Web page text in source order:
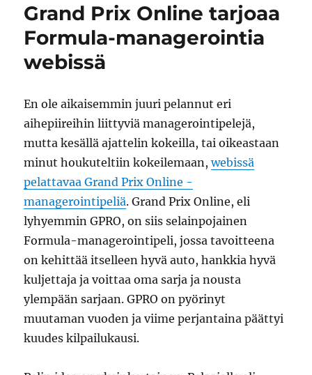
Grand Prix Online tarjoaa
Formula-managerointia
webissä
En ole aikaisemmin juuri pelannut eri
aihepiireihin liittyviä managerointipelejä,
mutta kesällä ajattelin kokeilla, tai oikeastaan
minut houkuteltiin kokeilemaan,webissä
pelattavaa Grand Prix Online -
managerointipeliä. Grand Prix Online, eli
lyhyemmin GPRO, on siis selainpojainen
Formula-managerointipeli, jossa tavoitteena
on kehittää itselleen hyvä auto, hankkia hyvä
kuljettaja ja voittaa oma sarja ja nousta
ylempään sarjaan. GPRO on pyörinyt
muutaman vuoden ja viime perjantaina päättyi
kuudes kilpailukausi.